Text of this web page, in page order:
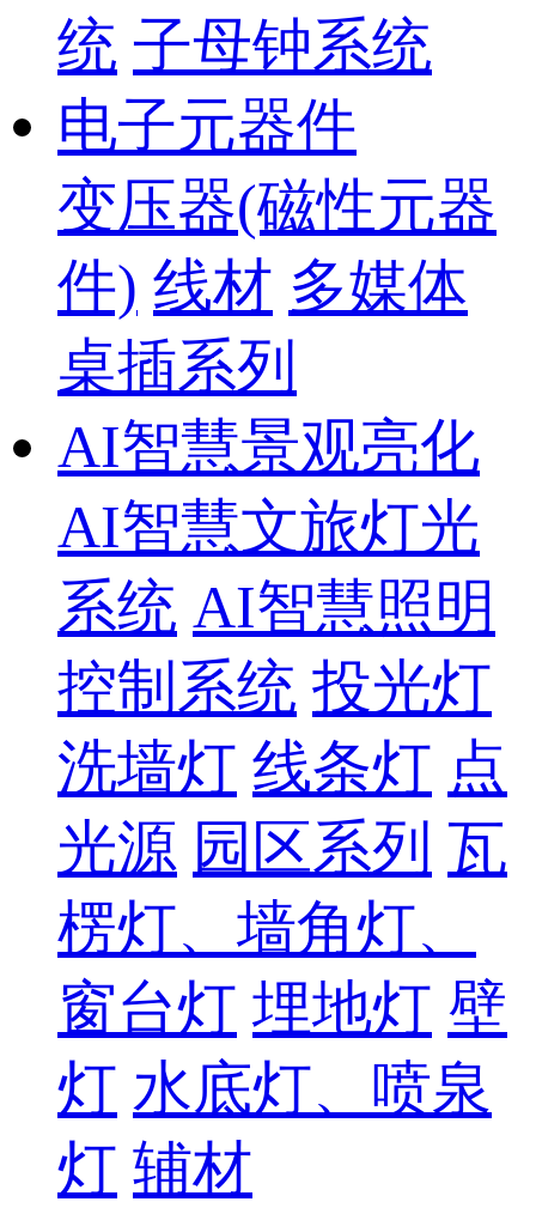
统 子母钟系统
电子元器件
变压器(磁性元器
件) 线材 多媒体
桌插系列
AI智慧景观亮化
AI智慧文旅灯光
系统 AI智慧照明
控制系统 投光灯
洗墙灯 线条灯 点
光源 园区系列 瓦
楞灯、墙角灯、
窗台灯 埋地灯 壁
灯 水底灯、喷泉
灯 辅材